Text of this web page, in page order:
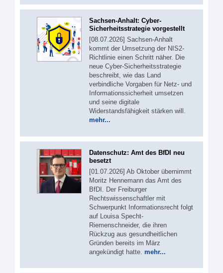
Sachsen-Anhalt: Cyber-
Sicherheitsstrategie vorgestellt
[08.07.2026] Sachsen-Anhalt
kommt der Umsetzung der NIS2-
Richtlinie einen Schritt näher. Die
neue Cyber-Sicherheitsstrategie
beschreibt, wie das Land
verbindliche Vorgaben für Netz- und
Informationssicherheit umsetzen
und seine digitale
Widerstandsfähigkeit stärken will.
mehr...
Datenschutz: Amt des BfDI neu
besetzt
[01.07.2026] Ab Oktober übernimmt
Moritz Hennemann das Amt des
BfDI. Der Freiburger
Rechtswissenschaftler mit
Schwerpunkt Informationsrecht folgt
auf Louisa Specht-
Riemenschneider, die ihren
Rückzug aus gesundheitlichen
Gründen bereits im März
angekündigt hatte. mehr...